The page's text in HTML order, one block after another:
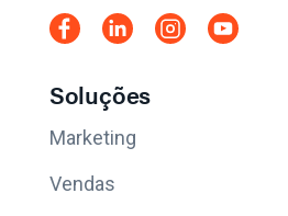
Soluções
Marketing
Vendas